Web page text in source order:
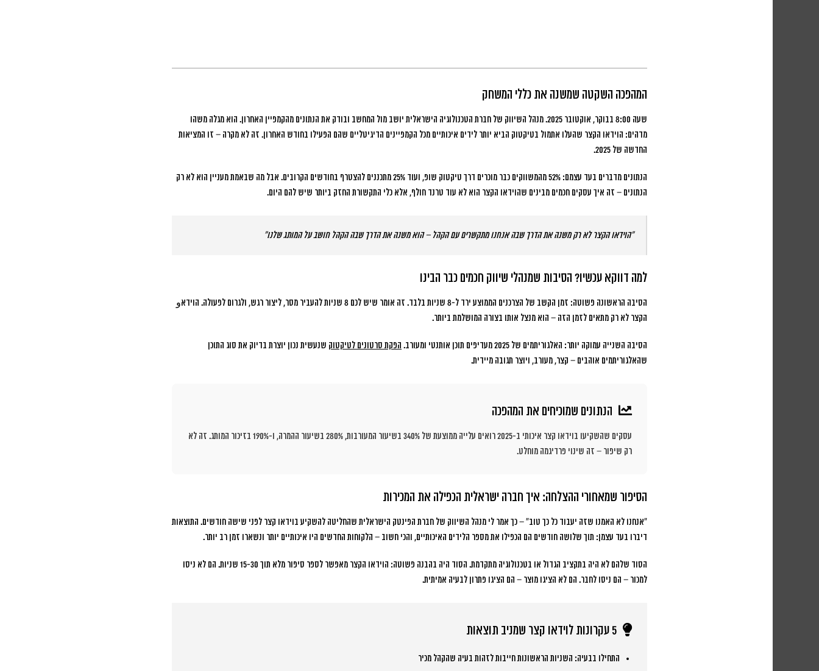
המהפכה השקטה שמשנה את כללי המשחק
שעה 8:00 בבוקר, אוקטובר 2025.
מנהל השיווק של חברת הטכנולוגיה הישראלית יושב מול המחשב ובודק את הנתונים מהקמפיין האחרון. הוא מגלה משהו
מדהים: הוידאו הקצר שהעלו אתמול בטיקטוק הביא יותר לידים איכותיים מכל הקמפיינים הדיגיטליים שהם הפעילו בחודש האחרון. זה לא מקרה – זו המציאות
החדשה של 2025.
הנתונים מדברים בעד עצמם: 52% מהמשווקים כבר מוכרים דרך טיקטוק שופ, ועוד 25% מתכננים להצטרף בחודשים הקרובים. אבל מה שבאמת מעניין הוא לא רק
הנתונים – זה איך עסקים חכמים מבינים שהוידאו הקצר הוא לא עוד טרנד חולף, אלא כלי התקשורת החזק ביותר שיש להם היום.
“הוידאו הקצר לא רק משנה את הדרך שבה אנחנו מתקשרים עם הקהל – הוא משנה את הדרך שבה הקהל חושב על המותג שלנו”
למה דווקא עכשיו? הסיבות שמנהלי שיווק חכמים כבר הבינו
הסיבה הראשונה פשוטה: זמן הקשב של הצרכנים הממוצע ירד ל-8 שניות בלבד
. זה אומר שיש לכם 8 שניות להעביר מסר, ליצור רגש, ולגרום לפעולה. הוידאو
הקצר לא רק מתאים לזמן הזה – הוא מנצל אותו בצורה המושלמת ביותר.
הסיבה השנייה עמוקה יותר: האלגוריתמים של 2025 מעדיפים תוכן אותנטי ומעורב. הפקת סרטונים לטיקטוק שנעשית נכון יוצרת בדיוק את סוג התוכן
שהאלגוריתמים אוהבים – קצר, מעורב, ויוצר תגובה מיידית.
הנתונים שמוכיחים את המהפכה
עסקים שהשקיעו בוידאו קצר איכותי ב-2025 רואים עלייה ממוצעת של 340% בשיעור המעורבות, 280% בשיעור ההמרה, ו-190% בזיכור המותג. זה לא
רק שיפור – זה שינוי פרדיגמה מוחלט.
הסיפור שמאחורי ההצלחה: איך חברה ישראלית הכפילה את המכירות
“אנחנו לא האמנו שזה יעבוד כל כך טוב”– כך אמר לי מנהל השיווק של חברת הפינטק הישראלית שהחליטה להשקיע בוידאו קצר לפני שישה חודשים. התוצאות
דיברו בעד עצמן: תוך שלושה חודשים הם הכפילו את מספר הלידים האיכותיים, והכי חשוב – הלקוחות החדשים היו איכותיים יותר ונשארו זמן רב יותר.
הסוד שלהם לא היה בתקציב הגדול או בטכנולוגיה מתקדמת. הסוד היה בהבנה פשוטה: הוידאו הקצר מאפשר לספר סיפור מלא תוך 15-30 שניות
. הם לא ניסו
למכור – הם ניסו לחבר. הם לא הציגו מוצר – הם הציגו פתרון לבעיה אמיתית.
5 עקרונות לוידאו קצר שמניב תוצאות
התחילו בבעיה: השניות הראשונות חייבות לזהות בעיה שהקהל מכיר